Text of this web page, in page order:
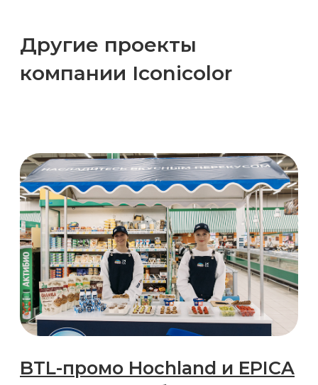
EPICA в METRO с
дегустацией, конкурсами и
POSM-активацией